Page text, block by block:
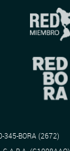
345-BORA (2672)